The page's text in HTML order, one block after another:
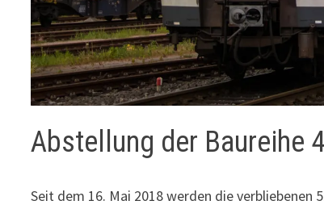
Abstellung der Baureihe
Seit dem 16. Mai 2018 werden die verbliebenen